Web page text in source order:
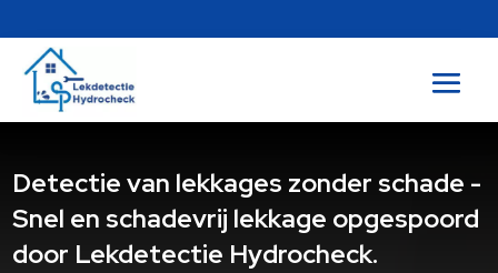
Detectie van lekkages zonder schade -
Snel en schadevrij lekkage opgespoord
door Lekdetectie Hydrocheck.